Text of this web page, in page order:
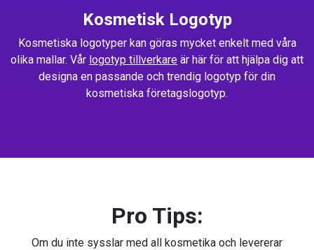
Kosmetisk Logotyp
Kosmetiska logotyper kan göras mycket enkelt med våra
olika mallar. Vår logotyp tillverkare är här för att hjälpa dig att
designa en passande och trendig logotyp för din
kosmetiska företagslogotyp.
Pro Tips:
Om du inte sysslar med all kosmetika och levererar